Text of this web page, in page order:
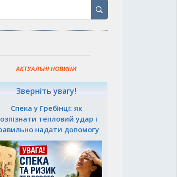
АКТУАЛЬНІ НОВИНИ
Зверніть увагу!
Спека у Гребінці: як
тепловий удар і
надати допомогу